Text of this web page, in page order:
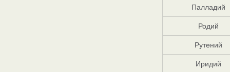
Палладий
Родий
Рутений
Иридий